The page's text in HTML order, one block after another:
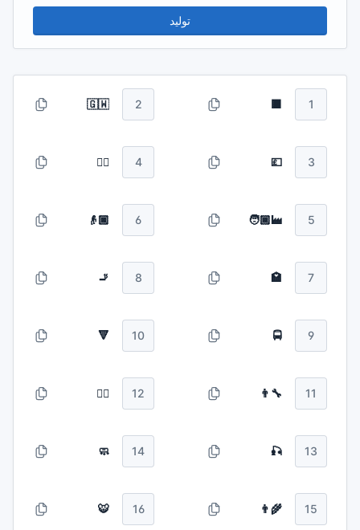
توليد
1
🟫
2
🇬🇼
3
💷
4
✋🏼
5
🧑🏾‍🏭
6
👴🏿
7
🏩
8
🚬
9
🚍
10
🔻
11
👨‍🔧
12
🧜‍♂️
13
🎣
14
🧼
15
👨‍🌾
16
🐯